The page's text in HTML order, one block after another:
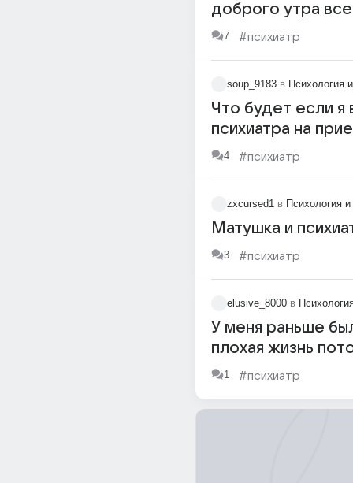
доброго утра
7 #психиатр
soup_9183 в Психология
Что будет если
психиатра на
достану пушку и
4 #психиатр
zxcursed1 в Психология
Матушка и
3 #психиатр
elusive_8000 в
У меня раньше
плохая жизнь
сильно
1 #психиатр